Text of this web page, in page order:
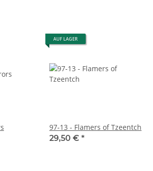
AUF LAGER
97-13 - Flamers of Tzeentch
29,50 € *